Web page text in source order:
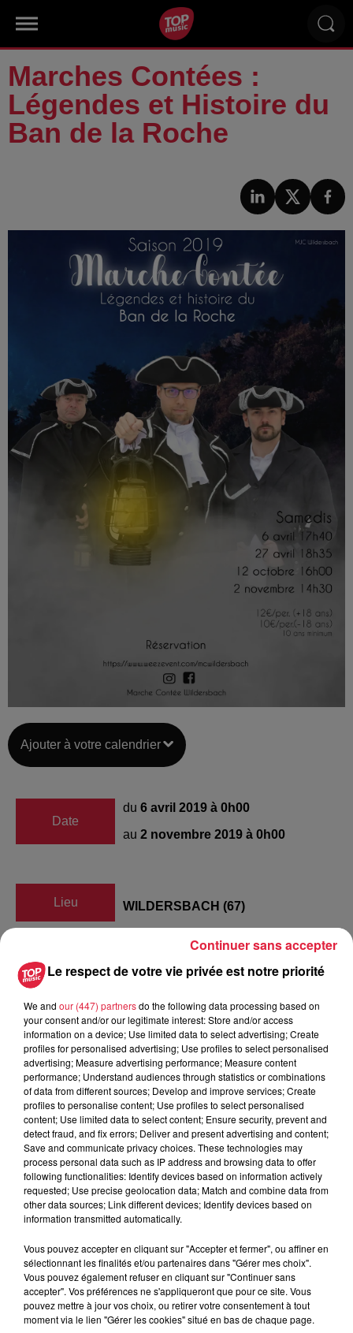
Marches Contées :
Légendes et Histoire du
Ban de la Roche
Ajouter à votre calendrier
Date
du 6 avril 2019 à 0h00
au 2 novembre 2019 à 0h00
Lieu WILDERSBACH (67)
Raphaël Gugumus
raphael.gugumus@gmail.com
Tarif Gratuit
Marche contée, à la tombée de la nuit sur le thème des
légendes et de l'histoire du Ban de la Roche. Organisée par
la MJC Wildersbach. Restauration sur place. Participez à un
voyage fantastique et imaginaire à travers 3 siècles
gourmande, de frissons et de trésors disparus. Découvrez
les légendes du territoire du Ban de la Roche, contées sur
un parcours nocturne paysagé. Le Ban de la Roche, est une
ancienne seigneurie isolée, mystérieuse et cachée dans les
montagnes vosgiennes. Elle a vécu sa propre histoire,
Le respect de votre vie privée est notre priorité
We and our (447) partnersdo the following data processing based on
your consent and/or our legitimate interest: Store and/or access
information on a device; Use limited data to select advertising; Create
profiles for personalised advertising; Use profiles to select personalised
advertising; Measure advertising performance; Measure content
performance; Understand audiences through statistics or combinations
of data from different sources; Develop and improve services; Create
profiles to personalise content; Use profiles to select personalised
content; Use limited data to select content; Ensure security, prevent and
detect fraud, and fix errors; Deliver and present advertising and content;
Save and communicate privacy choices. These technologies may
process personal data such as IP address and browsing data to offer
following functionalities: Identify devices based on information actively
requested; Use precise geolocation data; Match and combine data from
other data sources; Link different devices; Identify devices based on
information transmitted automatically.
Vous pouvez accepter en cliquant sur "Accepter et fermer", ou affiner en
sélectionnant les finalités et/ou partenaires dans "Gérer mes choix".
Vous pouvez également refuser en cliquant sur "Continuer sans
accepter". Vos préférences ne s'appliqueront que pour ce site. Vous
pouvez mettre à jour vos choix, ou retirer votre consentement à tout
moment via le lien "Gérer les cookies" situé en bas de chaque page.
Continuer sans accepter